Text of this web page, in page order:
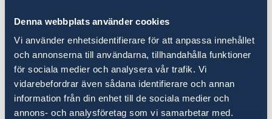
Denna webbplats använder cookies
Vi använder enhetsidentifierare för att anpassa innehållet
och annonserna till användarna, tillhandahålla funktioner
för sociala medier och analysera vår trafik. Vi
vidarebefordrar även sådana identifierare och annan
information från din enhet till de sociala medier och
annons- och analysföretag som vi samarbetar med.
Sveriges ambassad i Belgrad skulle vilja
uppmuntra alla att ta en minut och minnas
denna dag som markerade slutet av de
fruktansvärda brott som begicks i Auschwitz-
Birkenau koncentrationsläger.